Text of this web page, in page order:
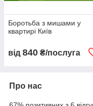
Боротьба з мишами у
квартирі Київ
від 840 ₴/послуга
Про нас